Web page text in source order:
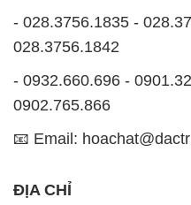
- 028.3756.1835 -
028.3756.1842
- 0932.660.696 -
0902.765.866
📧 Email:
ĐỊA CHỈ